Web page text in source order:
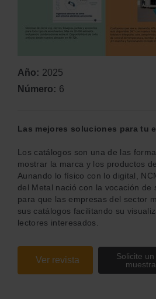
Año
2025
Número
6
Las mejores soluciones para tu
Los catálogos son una de las
mostrar la marca y los productos
Aunando lo físico con lo digital,
del Metal nació con la vocación de
para que las empresas del sector
sus catálogos facilitando su
lectores interesados.
Ver revista
Solicite